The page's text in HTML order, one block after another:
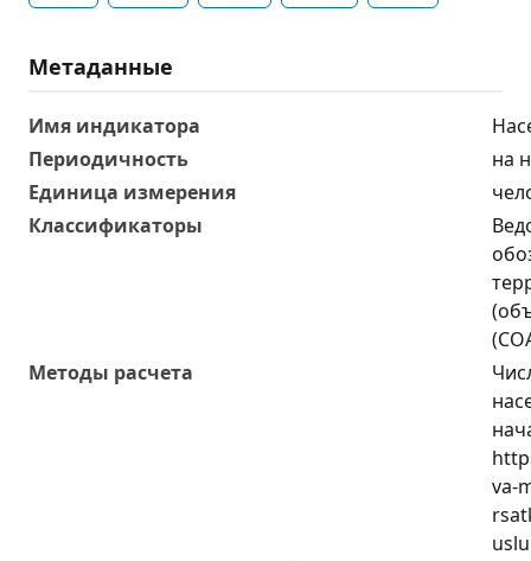
Метаданные
Имя индикатора
Периодичность
на
Единица измерения
Классификаторы
Методы расчета
va-